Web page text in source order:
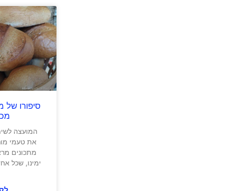
סיפורו
המועצה
את טעמי
מתכונים
ימינו, שכל